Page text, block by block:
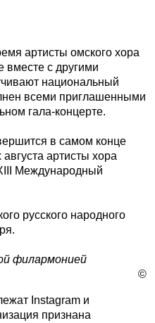
артисты омского хора
вместе с другими
национальный
всеми приглашенными
гала-концерте.
в самом конце
артисты хора
Международный
русского народного
филармонией
©
Instagram и
признана